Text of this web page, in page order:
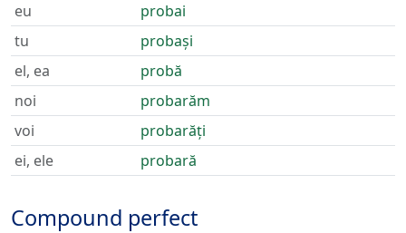
eu
probai
tu
probași
el, ea
probă
noi
probarăm
voi
probarăți
ei, ele
probară
Compound perfect